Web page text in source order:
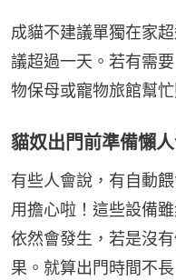
成貓不建議單獨在家
議超過一天。若有需
物保母或寵物旅館幫忙
貓奴出門前準備懶人
有些人會說，有自動
用擔心啦！這些設備
依然會發生，若是沒
果。就算出門時間不